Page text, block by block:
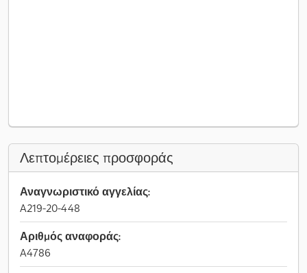
Λεπτομέρειες προσφοράς
Αναγνωριστικό αγγελίας:
A219-20-448
Αριθμός αναφοράς:
A4786